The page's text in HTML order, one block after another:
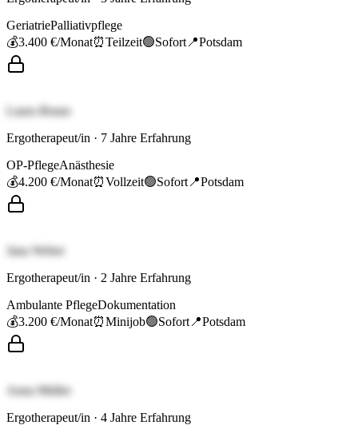
GeriatriePalliativpflege
💰3.400 €/Monat⏰Teilzeit🟢Sofort 📍Potsdam
Laura Braun
Ergotherapeut/in · 7 Jahre Erfahrung
OP-PflegeAnästhesie
💰4.200 €/Monat⏰Vollzeit🟢Sofort 📍Potsdam
Jana Weber
Ergotherapeut/in · 2 Jahre Erfahrung
Ambulante PflegeDokumentation
💰3.200 €/Monat⏰Minijob🟢Sofort 📍Potsdam
Anna Müller
Ergotherapeut/in · 4 Jahre Erfahrung